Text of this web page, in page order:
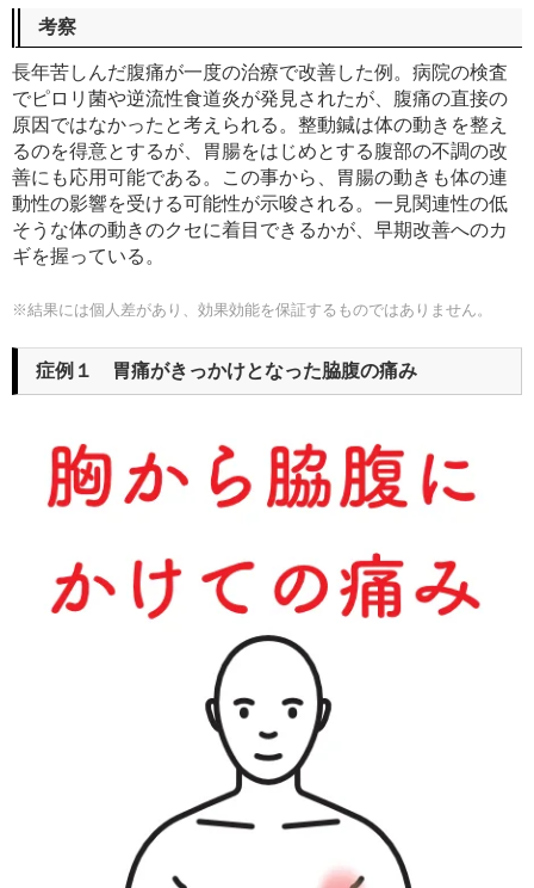
考察
長年苦しんだ腹痛が一度の治療で改善した例。病院の検査
でピロリ菌や逆流性食道炎が発見されたが、腹痛の直接の
原因ではなかったと考えられる。整動鍼は体の動きを整え
るのを得意とするが、胃腸をはじめとする腹部の不調の改
善にも応用可能である。この事から、胃腸の動きも体の連
動性の影響を受ける可能性が示唆される。一見関連性の低
そうな体の動きのクセに着目できるかが、早期改善へのカ
ギを握っている。
※結果には個人差があり、 効果効能を保証するものではありません。
症例１ 胃痛がきっかけとなった脇腹の痛み